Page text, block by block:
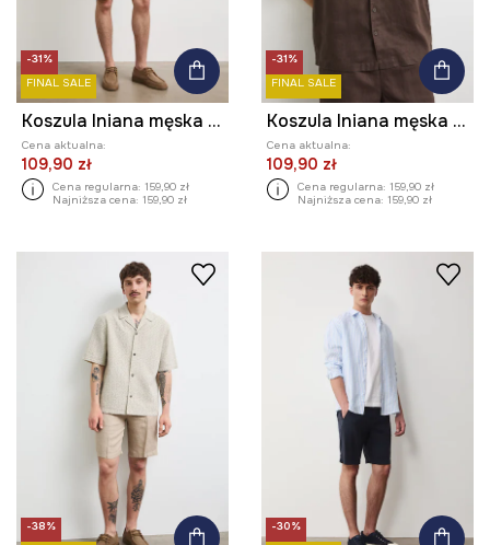
-31%
FINAL SALE
Koszula lniana męska z kołnierzykiem typu resort kolor multicolor
Cena aktualna:
109,90 zł
Cena regularna: 159,90 zł
Najniższa cena: 159,90 zł
-31%
FINAL SALE
Koszula lniana męska z kołnierzykiem typu resort kolor multicolor
Cena aktualna:
109,90 zł
Cena regularna: 159,90 zł
Najniższa cena: 159,90 zł
-38%
-30%